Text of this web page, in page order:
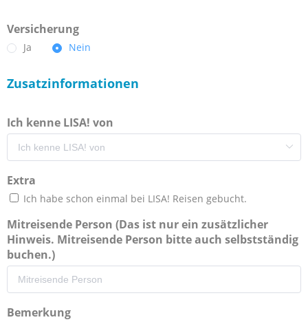
Versicherung
Ja Nein
Zusatzinformationen
Ich kenne LISA! von
Extra
Ich habe schon einmal bei LISA! Reisen gebucht.
Mitreisende Person (Das ist nur ein zusätzlicher
Hinweis. Mitreisende Person bitte auch selbstständig
buchen.)
Bemerkung